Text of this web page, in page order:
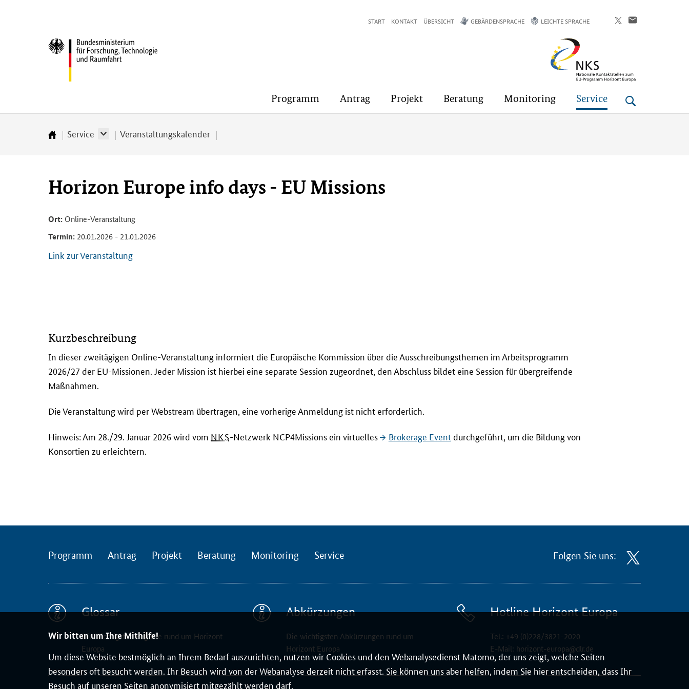
Wir bitten um Ihre Mithilfe!
Um diese Website bestmöglich an Ihrem Bedarf auszurichten, nutzen wir Cookies und den Webanalysedienst Matomo, der uns zeigt, welche Seiten
besonders oft besucht werden. Ihr Besuch wird von der Webanalyse derzeit nicht erfasst. Sie können uns aber helfen, indem Sie hier entscheiden, dass Ihr
Besuch auf unseren Seiten anonymisiert mitgezählt werden darf.
(Eingabetaste)
(Eingabetaste)
(Eingabetaste)
START KONTAKT ÜBERSICHT GEBÄRDENSPRACHE LEICHTE SPRACHE
Bundesministerium
und
Raumfahrt
Horizont
Europa
Programm Antrag Projekt Beratung Monitoring Service
Startseite
Service Veranstaltungskalender
Horizon Europe info days - EU Missions
Ort: Online-Veranstaltung
Termin: 20.01.2026 - 21.01.2026
Link zur Veranstaltung
n
d
i
e
e
z
w
i
e
O
l
n
-
V
Kurzbeschreibung
In dieser zweitägigen Online-Veranstaltung informiert die Europäische Kommission über die Ausschreibungsthemen im Arbeitsprogramm
2026/27 der EU-Missionen. Jeder Mission ist hierbei eine separate Session zugeordnet, den Abschluss bildet eine Session für übergreifende
Maßnahmen.
Die Veranstaltung wird perWebstream übertragen, eine vorherige Anmeldung ist nicht erforderlich.
Hinweis: Am 28./29. Januar 2026 wird vom NKS-Netzwerk NCP4Missionsein virtuelles Brokerage Eventdurchgeführt, um die Bildung von
Konsortien zu erleichtern.
Programm Antrag Projekt Beratung Monitoring Service Folgen Sie uns:
Glossar
Die wichtigsten Begriffe rund um Horizont
Europa
Abkürzungen
Die wichtigsten Abkürzungen rund um
Horizont Europa
Hotline Horizont Europa
Tel.: +49 (0)228/3821-2020
E-Mail: horizont-europa@dlr.de